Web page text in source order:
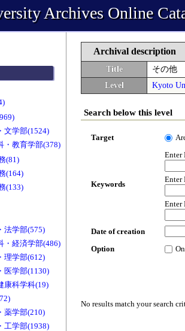
Archives Online
文学部(1524)
・教育学部(378)
(81)
(164)
(133)
法学部(575)
・経済学部(486)
理学部(612)
医学部(1130)
康科学科(19)
薬学部(210)
工学部(1938)
Archival description
Title
その他
Level
Kyoto
Search below this level
Target
Keywords
Enter
Enter
Enter
Date of creation
Option
No results match your search